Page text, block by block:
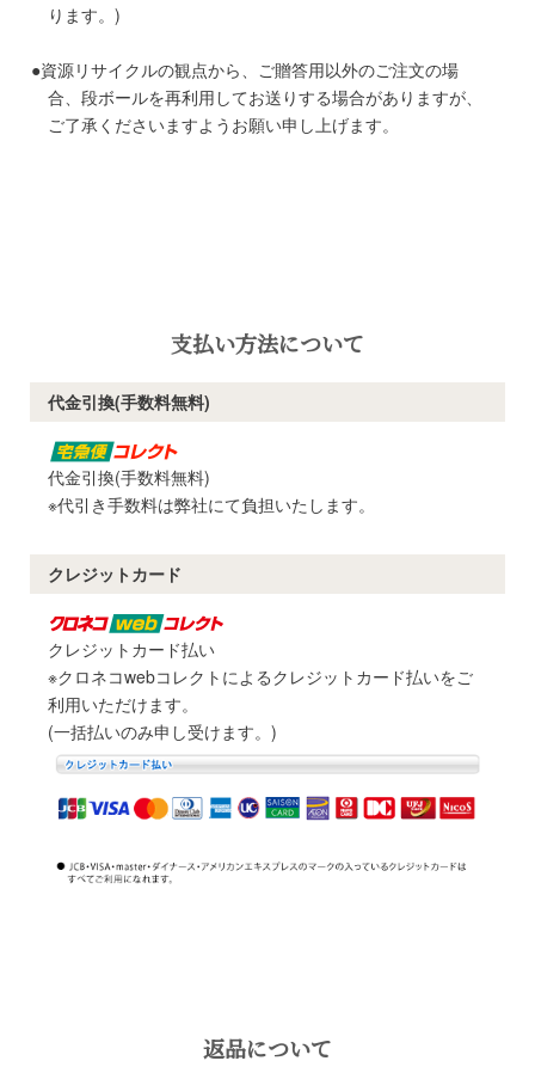
ります。)
資源リサイクルの観点から、ご贈答用以外のご注文の場
合、段ボールを再利用してお送りする場合がありますが、
ご了承くださいますようお願い申し上げます。
支払い方法について
代金引換(手数料無料)
代金引換(手数料無料)
※代引き手数料は弊社にて負担いたします。
クレジットカード
クレジットカード払い
※クロネコwebコレクトによるクレジットカード払いをご
利用いただけます。
(一括払いのみ申し受けます。)
返品について